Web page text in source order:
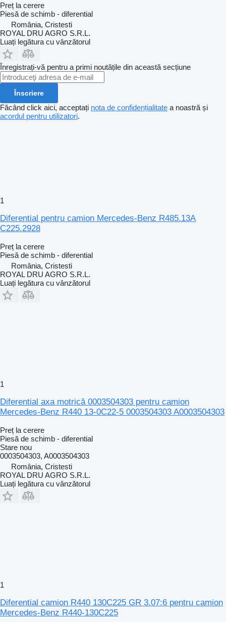
Preț la cerere
Piesă de schimb - diferential
România, Cristesti
ROYAL DRU AGRO S.R.L.
Luați legătura cu vânzătorul
Înregistrați-vă pentru a primi noutățile din această secțiune
Înscriere
Făcând click aici, acceptați nota de confidențialitate a noastră și
acordul pentru utilizatori.
1
Diferential pentru camion Mercedes-Benz R485.13A
C225.2928
Preț la cerere
Piesă de schimb - diferential
România, Cristesti
ROYAL DRU AGRO S.R.L.
Luați legătura cu vânzătorul
1
Diferential axa motrică 0003504303 pentru camion
Mercedes-Benz R440 13-0C22-5 0003504303 A0003504303
Preț la cerere
Piesă de schimb - diferential
Stare nou
0003504303, A0003504303
România, Cristesti
ROYAL DRU AGRO S.R.L.
Luați legătura cu vânzătorul
1
Diferential camion R440 130C225 GR 3.07:6 pentru camion
Mercedes-Benz R440-130C225